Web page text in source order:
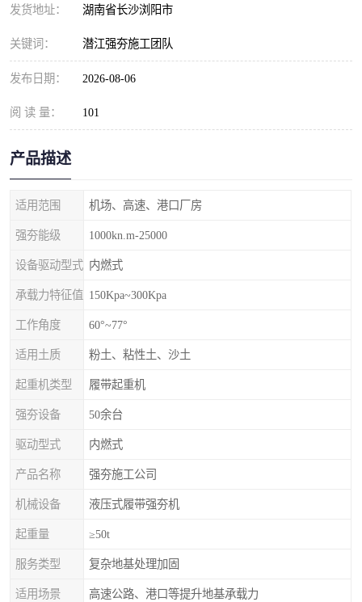
发货地址： 湖南省长沙浏阳市
关键词： 潜江强夯施工团队
发布日期： 2026-08-06
阅 读 量： 101
产品描述
适用范围 机场、高速、港口厂房
强夯能级 1000kn.m-25000
设备驱动型式 内燃式
承载力特征值 150Kpa~300Kpa
工作角度 60°~77°
适用土质 粉土、粘性土、沙土
起重机类型 履带起重机
强夯设备 50余台
驱动型式 内燃式
产品名称 强夯施工公司
机械设备 液压式履带强夯机
起重量 ≥50t
服务类型 复杂地基处理加固
适用场景 高速公路、港口等提升地基承载力